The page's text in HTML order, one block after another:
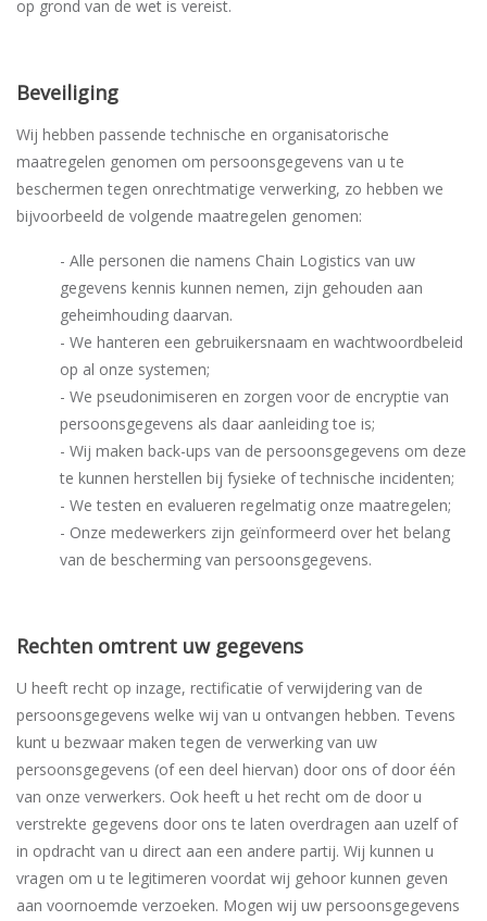
op grond van de wet is vereist.
Beveiliging
Wij hebben passende technische en organisatorische
maatregelen genomen om persoonsgegevens van u te
beschermen tegen onrechtmatige verwerking, zo hebben we
bijvoorbeeld de volgende maatregelen genomen:
- Alle personen die namens Chain Logistics van uw
gegevens kennis kunnen nemen, zijn gehouden aan
geheimhouding daarvan.
- We hanteren een gebruikersnaam en wachtwoordbeleid
op al onze systemen;
- We pseudonimiseren en zorgen voor de encryptie van
persoonsgegevens als daar aanleiding toe is;
- Wij maken back-ups van de persoonsgegevens om deze
te kunnen herstellen bij fysieke of technische incidenten;
- We testen en evalueren regelmatig onze maatregelen;
- Onze medewerkers zijn geïnformeerd over het belang
van de bescherming van persoonsgegevens.
Rechten omtrent uw gegevens
U heeft recht op inzage, rectificatie of verwijdering van de
persoonsgegevens welke wij van u ontvangen hebben. Tevens
kunt u bezwaar maken tegen de verwerking van uw
persoonsgegevens (of een deel hiervan) door ons of door één
van onze verwerkers. Ook heeft u het recht om de door u
verstrekte gegevens door ons te laten overdragen aan uzelf of
in opdracht van u direct aan een andere partij. Wij kunnen u
vragen om u te legitimeren voordat wij gehoor kunnen geven
aan voornoemde verzoeken. Mogen wij uw persoonsgegevens